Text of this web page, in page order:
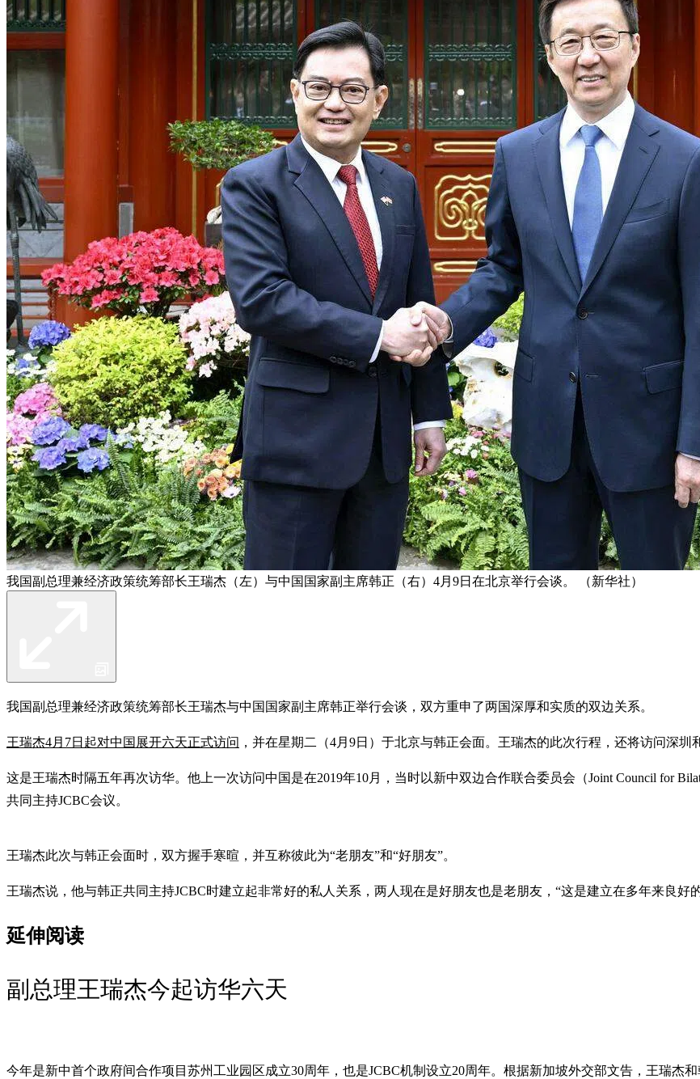
我国副总理兼经济政策统筹部长王瑞杰（左）与中国国家副主席韩正（右）4月9日在北京举行会谈。 （新华社）
我国副总理兼经济政策统筹部长王瑞杰与中国国家副主席韩正举行会谈，双方重申了两国深厚和实质的双边关系。
王瑞杰4月7日起对中国展开六天正式访问 ，并在星期二（4月9日）于北京与韩正会面。王瑞杰的此次行程，还将访问深圳
这是王瑞杰时隔五年再次访华。他上一次访问中国是在2019年10月，当时以新中双边合作联合委员会（Joint Council for
共同主持JCBC会议。
王瑞杰此次与韩正会面时，双方握手寒暄，并互称彼此为“老朋友”和“好朋友”。
王瑞杰说，他与韩正共同主持JCBC时建立起非常好的私人关系，两人现在是好朋友也是老朋友，“这是建立在多年来良好
延伸阅读
副总理王瑞杰今起访华六天
今年是新中首个政府间合作项目苏州工业园区成立30周年，也是JCBC机制设立20周年。根据新加坡外交部文告，王瑞杰